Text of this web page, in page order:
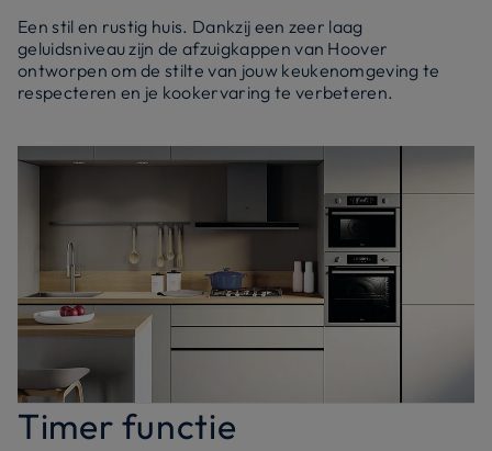
Een stil en rustig huis. Dankzij een zeer laag
geluidsniveau zijn de afzuigkappen van Hoover
ontworpen om de stilte van jouw keukenomgeving te
respecteren en je kookervaring te verbeteren.
Timer functie